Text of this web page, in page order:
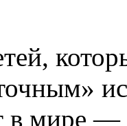
в мире —